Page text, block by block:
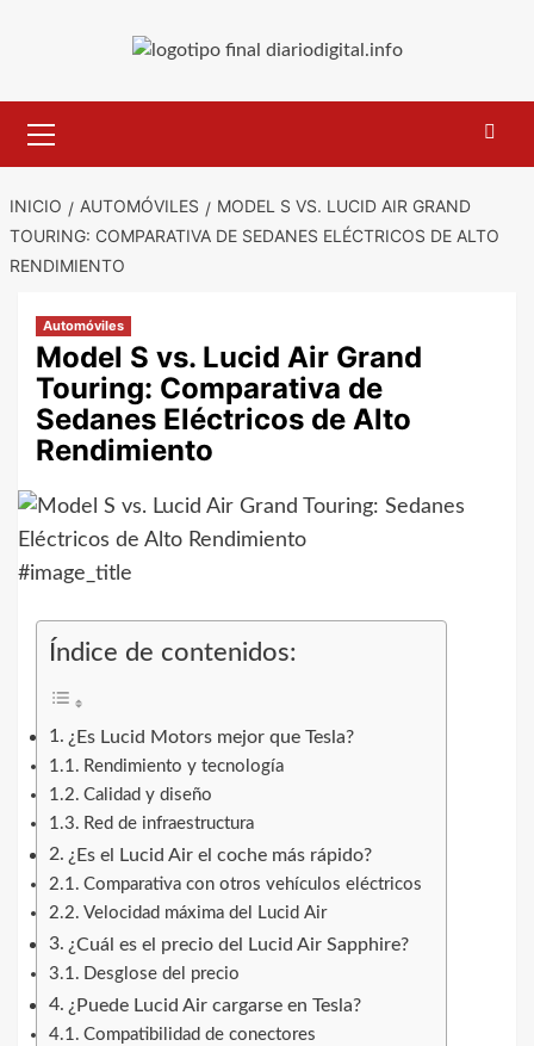
primario
INICIO AUTOMÓVILES
MODEL S VS. LUCID AIR GRAND
TOURING: COMPARATIVA DE SEDANES ELÉCTRICOS DE ALTO
RENDIMIENTO
Automóviles
Model S vs. Lucid Air Grand
Touring: Comparativa de
Sedanes Eléctricos de Alto
Rendimiento
#image_title
Índice de contenidos:
¿Es Lucid Motors mejor que Tesla?
Rendimiento y tecnología
Calidad y diseño
Red de infraestructura
¿Es el Lucid Air el coche más rápido?
Comparativa con otros vehículos eléctricos
Velocidad máxima del Lucid Air
¿Cuál es el precio del Lucid Air Sapphire?
Desglose del precio
¿Puede Lucid Air cargarse en Tesla?
Compatibilidad de conectores